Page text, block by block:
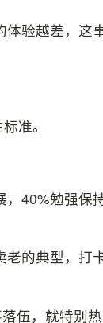
验越差，这
准。
，40%勉强保
的典型，打
伍，就特别